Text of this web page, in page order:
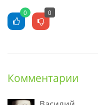
0 0
Комментарии